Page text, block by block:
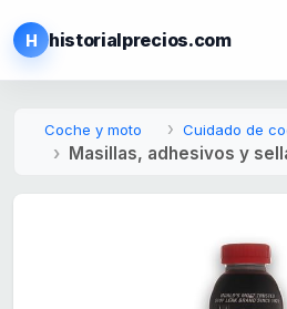
H historialprecios.com
Coche y moto Cuidado de
Masillas, adhesivos y